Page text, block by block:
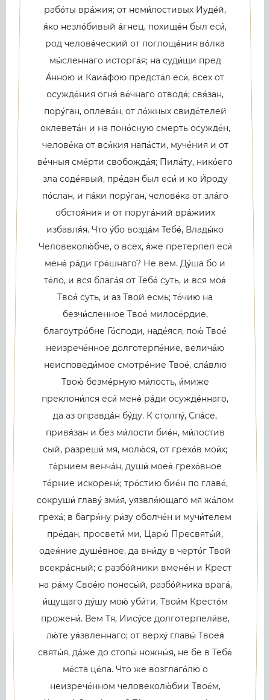
рабо́ты вра́жия; от неми́лостивых Иуде́й,
я́ко незло́бивый а́гнец, похище́н был еси́,
род челове́ческий от поглоще́ния во́лка
мы́сленнаго исторга́я; на суди́щи пред
А́нною и Каиа́фою предста́л еси́, всех от
осужде́ния огня́ ве́чнаго отводя́; свя́зан,
пору́ган, оплева́н, от ло́жных свиде́телей
оклевета́н и на поно́сную смерть осужде́н,
челове́ка от вся́кия напа́сти, муче́ния и от
ве́чныя сме́рти свобожда́я; Пила́ту, нико́его
зла соде́явый, пре́дан был еси́ и ко И́роду
по́слан, и па́ки пору́ган, челове́ка от зла́го
обстоя́ния и от поруга́ний вра́жиих
избавля́я. Что у́бо возда́м Тебе́, Влады́ко
Человеколю́бче, о всех, я́же претерпел еси́
мене́ ра́ди гре́шнаго? Не вем. Ду́ша бо и
те́ло, и вся блага́я от Тебе́ суть, и вся моя́
Твоя́ суть, и аз Твой есмь; то́чию на
безчи́сленное Твое́ милосе́рдие,
благоутро́бне Го́споди, наде́яся, пою́ Твое́
неизрече́нное долготерпе́ние, велича́ю
неисповеди́мое смотре́ние Твое́, сла́влю
Твою́ безме́рную ми́лость, и́миже
преклони́лся еси́ мене́ ра́ди осужде́ннаго,
да аз оправда́н бу́ду. К столпу́, Спа́се,
привя́зан и без ми́лости бие́н, ми́лостив
сый, разреши́ мя, молю́ся, от грехо́в мои́х;
те́рнием венча́н, души́ моея́ грехо́вное
те́рние искорени́; тро́стию бие́н по главе́,
сокруши́ главу́ зми́я, уязвля́ющаго мя жа́лом
греха́; в багря́ну ри́зу оболче́н и мучи́телем
пре́дан, просвети́ ми, Царю́ Пресвяты́й,
одея́ние душе́вное, да вни́ду в черто́г Твой
всекра́сный; с разбо́йники вмене́н и Крест
на ра́му Свое́ю понесы́й, разбо́йника врага́,
и́щущаго ду́шу мою́ уби́ти, Твои́м Кресто́м
прожени́. Вем Тя, Иису́се долготерпели́ве,
лю́те уя́звленнаго; от верху́ главы́ Твоея́
святы́я, да́же до стопы́ ножны́я, не бе в Тебе́
ме́ста це́ла. Что же возглаго́лю о
неизрече́нном человеколю́бии Твое́м,